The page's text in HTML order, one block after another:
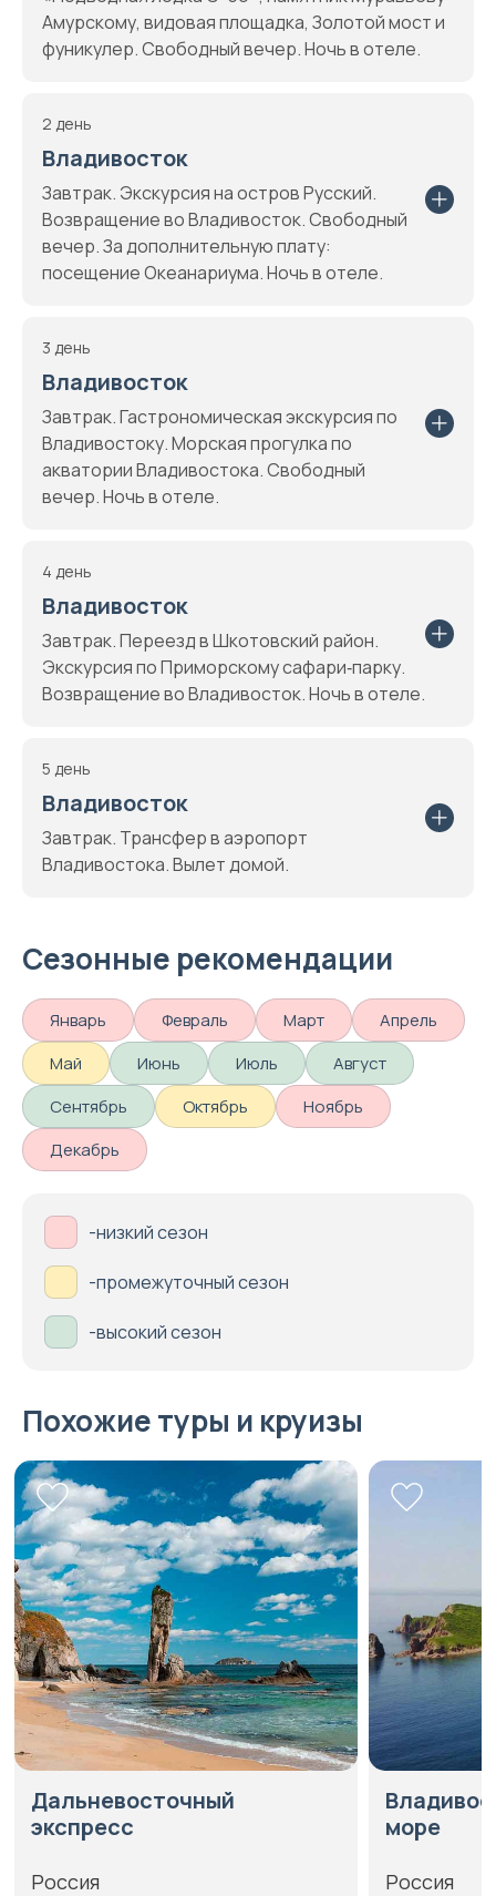
Амурскому, видовая площадка, Золотой мост и
фуникулер. Свободный вечер. Ночь в отеле.
2 день
Владивосток
Завтрак. Экскурсия на остров Русский.
Возвращение во Владивосток. Свободный
вечер. За дополнительную плату:
посещение Океанариума. Ночь в отеле.
3 день
Владивосток
Завтрак. Гастрономическая экскурсия по
Владивостоку. Морская прогулка по
акватории Владивостока. Свободный
вечер. Ночь в отеле.
4 день
Владивосток
Завтрак. Переезд в Шкотовский район.
Экскурсия по Приморскому сафари‑парку.
Возвращение во Владивосток. Ночь в отеле.
5 день
Владивосток
Завтрак. Трансфер в аэропорт
Владивостока. Вылет домой.
Сезонные рекомендации
Январь Февраль Март
Апрель
Май
Июнь Июль
Август
Сентябрь
Октябрь
Ноябрь
Декабрь
-низкий сезон
-промежуточный сезон
-высокий сезон
Похожие туры и круизы
Дальневосточный
экспресс
Россия
море
Россия